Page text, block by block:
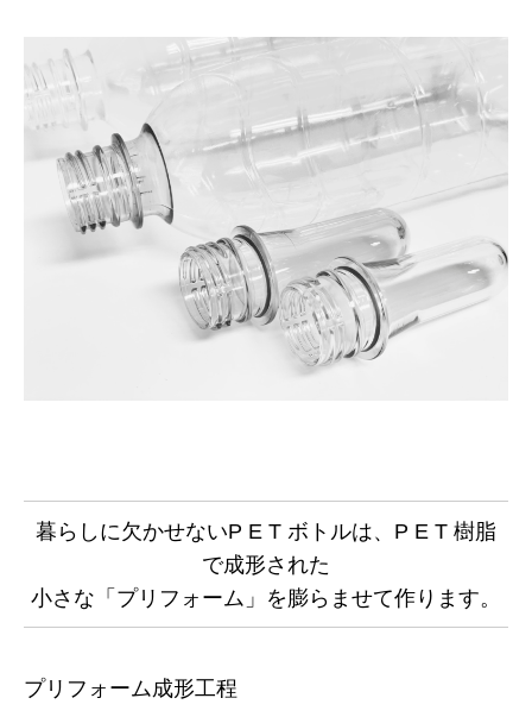
暮らしに欠かせないP E T ボトルは、P E T 樹脂
で成形された
小さな「プリフォーム」を膨らませて作ります。
プリフォーム成形工程